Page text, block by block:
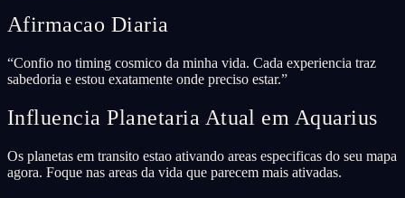
Afirmacao Diaria
“Confio no timing cosmico da minha vida. Cada experiencia traz
sabedoria e estou exatamente onde preciso estar.”
Influencia Planetaria Atual em Aquarius
Os planetas em transito estao ativando areas especificas do seu mapa
agora. Foque nas areas da vida que parecem mais ativadas.